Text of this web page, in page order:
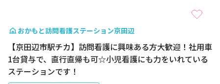
おかもと訪問看護ステーション京田辺
【京田辺市駅チカ】訪問看護に興味ある方大歓迎！社用車
1台貸与で、直行直帰も可☆小児看護にも力をいれている
ステーションです！